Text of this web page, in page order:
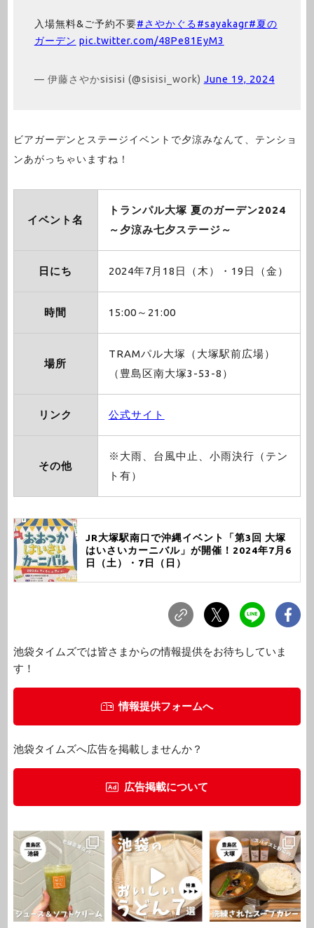
入場無料&ご予約不要#さやかぐる#sayakagr#夏の
ガーデン pic.twitter.com/48Pe81EyM3
— 伊藤さやかsisisi (@sisisi_work) June 19, 2024
ビアガーデンとステージイベントで夕涼みなんて、テンショ
ンあがっちゃいますね！
イベント名
トランパル大塚 夏のガーデン2024
～夕涼み七夕ステージ～
日にち 2024年7月18日（木）・19日（金）
時間 15:00～21:00
場所
TRAMパル大塚（大塚駅前広場）
（豊島区南大塚3-53-8）
リンク 公式サイト
その他
※大雨、台風中止、小雨決行（テン
ト有）
JR大塚駅南口で沖縄イベント「第3回 大塚
はいさいカーニバル」が開催！2024年7月6
日（土）・7日（日）
池袋タイムズでは皆さまからの情報提供をお待ちしていま
す！
情報提供フォームへ
池袋タイムズへ広告を掲載しませんか？
広告掲載について